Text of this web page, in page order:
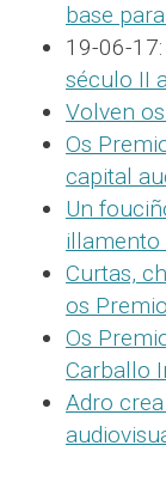
base
19-06-17:
século II
Volven
Os
capital
Un
illamento
Curtas,
os
Os
Carballo
Adro